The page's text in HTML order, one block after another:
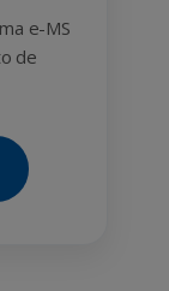
e-MS
de